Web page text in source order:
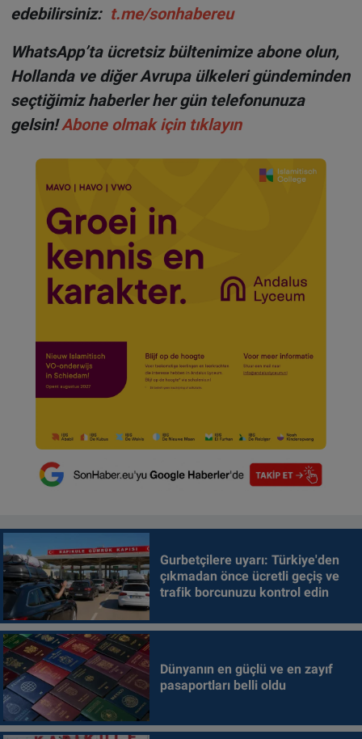
edebilirsiniz: t.me/sonhabereu
WhatsApp’ta ücretsiz bültenimize abone olun,
Hollanda ve diğer Avrupa ülkeleri gündeminden
seçtiğimiz haberler her gün telefonunuza
gelsin!Abone olmak için tıklayın
Gurbetçilere uyarı: Türkiye'den
çıkmadan önce ücretli geçiş ve
trafik borcunuzu kontrol edin
Dünyanın en güçlü ve en zayıf
pasaportları belli oldu